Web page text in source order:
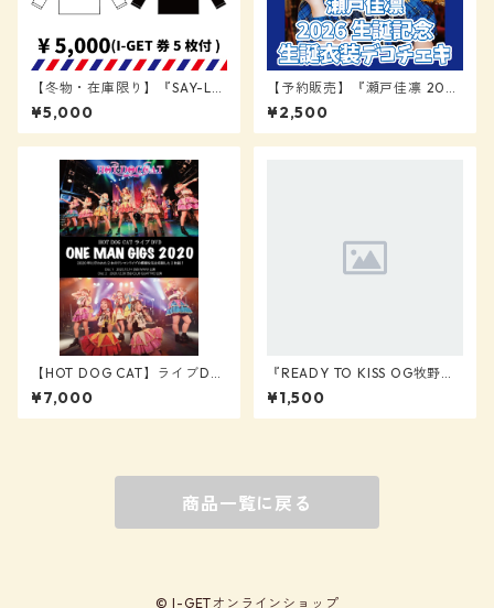
【冬物・在庫限り】『SAY-LA
長袖Tシャツ』【SAY-LA】
¥5,000
【予約販売】『瀬戸佳凛 2026
生誕記念 生誕衣装デコチェ
キ』【READY TO KISS】
¥2,500
【HOT DOG CAT】ライブDV
D『ONE MAN GIGS 2020』
¥7,000
『READY TO KISS OG牧野広
実：タイ遠征限定ブロマイ
ド』【READY TO KISS OG】
¥1,500
商品一覧に戻る
© I-GETオンラインショップ